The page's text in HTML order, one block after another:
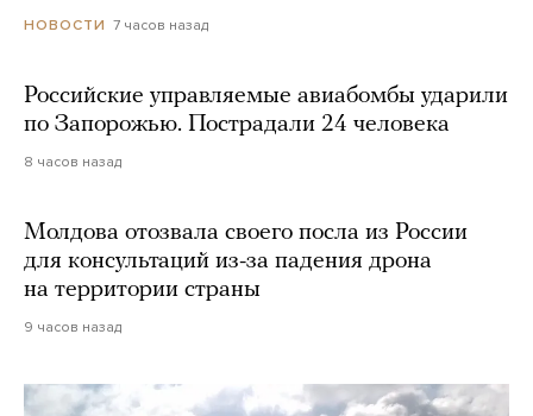
НОВОСТИ 7 часов назад
Российские управляемые авиабомбы ударили
по Запорожью. Пострадали 24 человека
8 часов назад
Молдова отозвала своего посла из России
для консультаций из-за падения дрона
на территории страны
9 часов назад